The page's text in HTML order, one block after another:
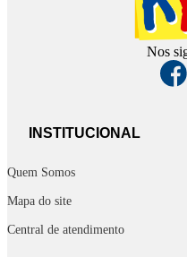
Nos
INSTITUCIONAL
Quem Somos
Mapa do site
Central de atendimento